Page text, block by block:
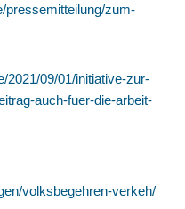
pressemitteilung/zum-
2021/09/01/initiative-zur-
auch-fuer-die-arbeit-
volksbegehren-verkeh/